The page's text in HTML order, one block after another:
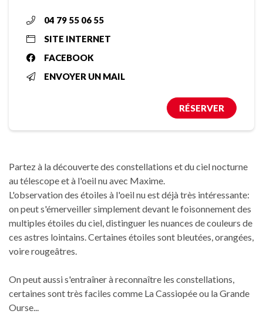
04 79 55 06 55
SITE INTERNET
FACEBOOK
ENVOYER UN MAIL
RÉSERVER
Partez à la découverte des constellations et du ciel nocturne
au télescope et à l'oeil nu avec Maxime.
L'observation des étoiles à l'oeil nu est déjà très intéressante:
on peut s'émerveiller simplement devant le foisonnement des
multiples étoiles du ciel, distinguer les nuances de couleurs de
ces astres lointains. Certaines étoiles sont bleutées, orangées,
voire rougeâtres.
On peut aussi s'entraîner à reconnaître les constellations,
certaines sont très faciles comme La Cassiopée ou la Grande
Ourse...